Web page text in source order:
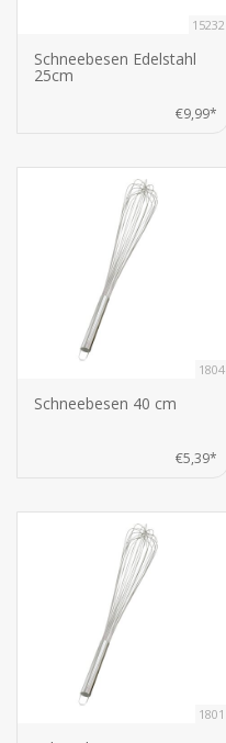
15232
Schneebesen Edelstahl
25cm
€9,99*
1804
Schneebesen 40 cm
€5,39*
1801